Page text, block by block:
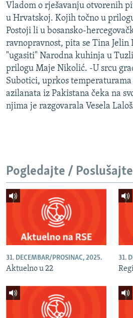
Vladom o rješavanju otvorenih
u Hrvatskoj. Kojih točno u
Postoji li u bosansko-
ravnopravnost, pita se Tina Jelin
"ugasiti" Narodna kuhinja u
prilogu Maje Nikolić. -U srcu
Subotici, uprkos
azilanata iz Pakistana čeka na
njima je razgovarala Vesela
Pogledajte / Poslušajte
31. DECEMBAR/PROSINAC, 2025.
Aktuelno u 22
31.